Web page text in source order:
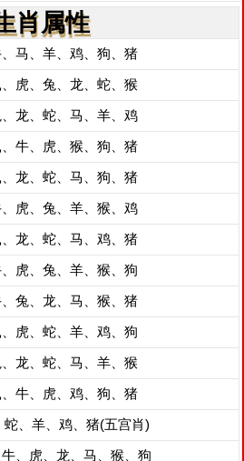
肖属性
马、羊、鸡、狗、猪
、虎、兔、龙、蛇、猴
龙、蛇、马、羊、鸡
、牛、虎、猴、狗、猪
、龙、蛇、马、狗、猪
虎、兔、羊、猴、鸡
、龙、蛇、马、鸡、猪
虎、兔、羊、猴、狗
兔、龙、马、猴、猪
、虎、蛇、羊、鸡、狗
龙、蛇、马、羊、猴
、牛、虎、鸡、狗、猪
蛇、羊、鸡、猪(五宫肖)
、虎、龙、马、猴、狗